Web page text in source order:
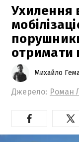
Ухилення
отримати
Михайло
Джерело: Роман